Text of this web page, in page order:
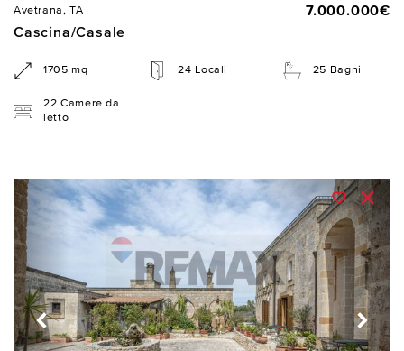
Avetrana, TA
7.000.000€
Cascina/Casale
1705 mq 24 Locali 25 Bagni
22 Camere da
letto